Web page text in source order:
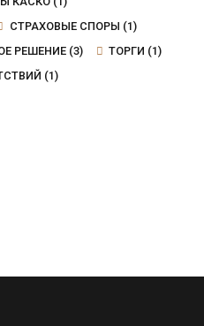
СТРАХОВЫЕ СПОРЫ (1)
РЕШЕНИЕ(3) ТОРГИ (1)
(1)